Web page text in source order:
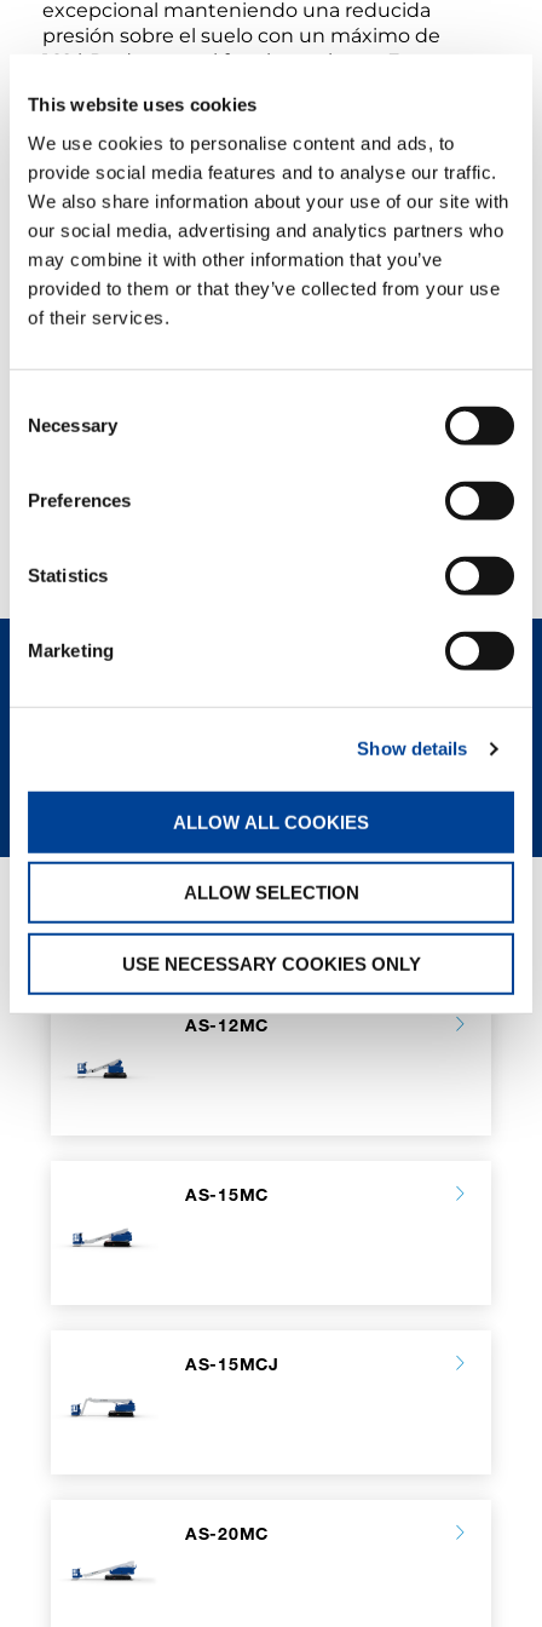
This website uses cookies
We use cookies to personalise content and ads, to
provide social media features and to analyse our traffic.
We also share information about your use of our site with
our social media, advertising and analytics partners who
may combine it with other information that you’ve
provided to them or that they’ve collected from your use
of their services.
Selection
Necessary
Preferences
Statistics
Marketing
Show details
ALLOW ALL COOKIES
ALLOW SELECTION
USE NECESSARY COOKIES ONLY
excepcional manteniendo una reducida
presión sobre el suelo con un máximo de
162 kPa durante el funcionamiento. Esto
diversas condiciones del terreno, con una
pendiente superable máxima del 57%.
Sus características de seguridad incluyen
sistemas de parada de emergencia, un
interruptor de pedal con mecanismo de
habilitación y una capacidad de inclinación de
hasta 5 grados. La máquina incorpora sistemas
de detección dobles para la inclinación del
pluma y la holgura del cable metálico, lo que
Con unas dimensiones de transporte de 10,65 x
2,48 x 2,25 m y un peso de aprox. 17.170 kg, la
AS-23MC mantiene buenas características de
capacidades de acceso.
PÁGINAS RELACIONADAS
AS-12MC
AS-15MC
AS-15MCJ
AS-20MC